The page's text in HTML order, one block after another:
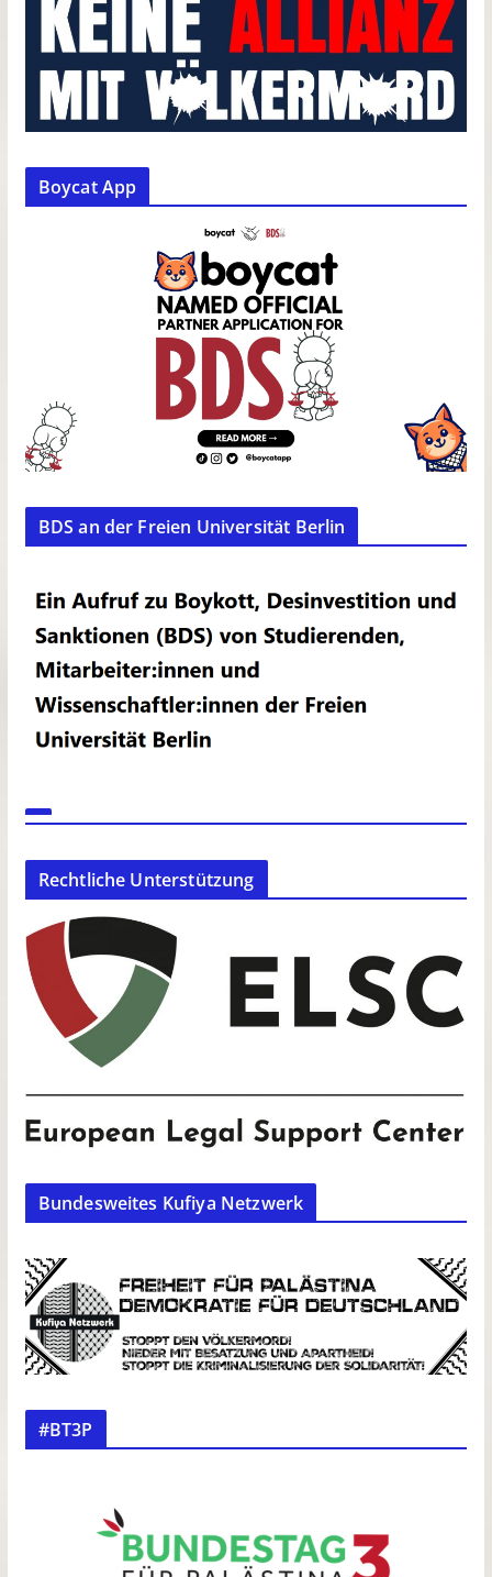
Boycat App
BDS an der Freien Universität Berlin
Rechtliche Unterstützung
Bundesweites Kufiya Netzwerk
#BT3P